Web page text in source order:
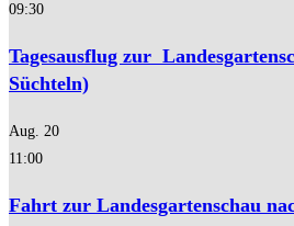
09:30
Tagesausflug zur
Süchteln)
Aug. 20
11:00
Fahrt zur Landesgartenschau